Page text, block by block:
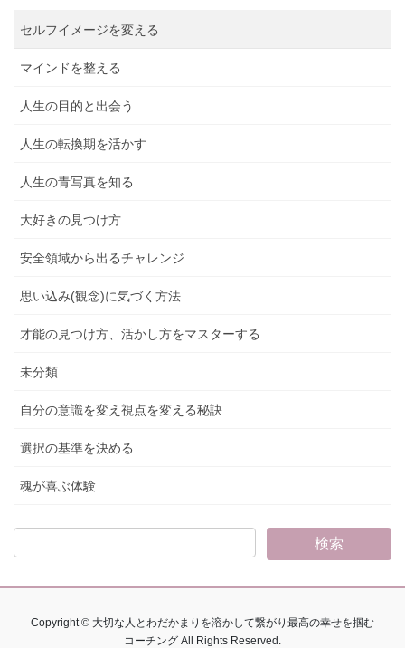
セルフイメージを変える
マインドを整える
人生の目的と出会う
人生の転換期を活かす
人生の青写真を知る
大好きの見つけ方
安全領域から出るチャレンジ
思い込み(観念)に気づく方法
才能の見つけ方、活かし方をマスターする
未分類
自分の意識を変え視点を変える秘訣
選択の基準を決める
魂が喜ぶ体験
Copyright © 大切な人とわだかまりを溶かして繋がり最高の幸せを掴む
コーチング All Rights Reserved.